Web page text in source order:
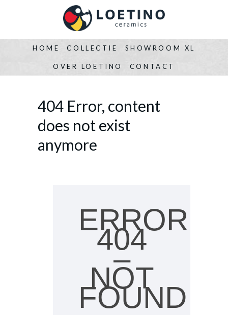
HOME COLLECTIE SHOWROOM XL
OVER LOETINO CONTACT
404 Error, content
does not exist
anymore
ERROR
404
–
NOT
FOUND